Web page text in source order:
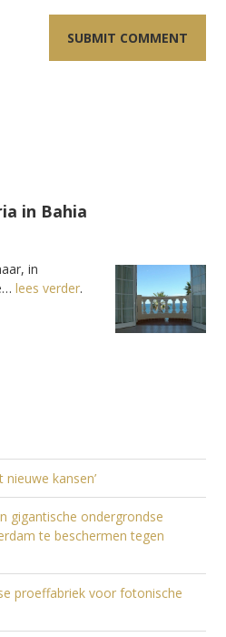
in Bahia
in
lees verder.
kansen’
gigantische ondergrondse
te beschermen tegen
proeffabriek voor fotonische